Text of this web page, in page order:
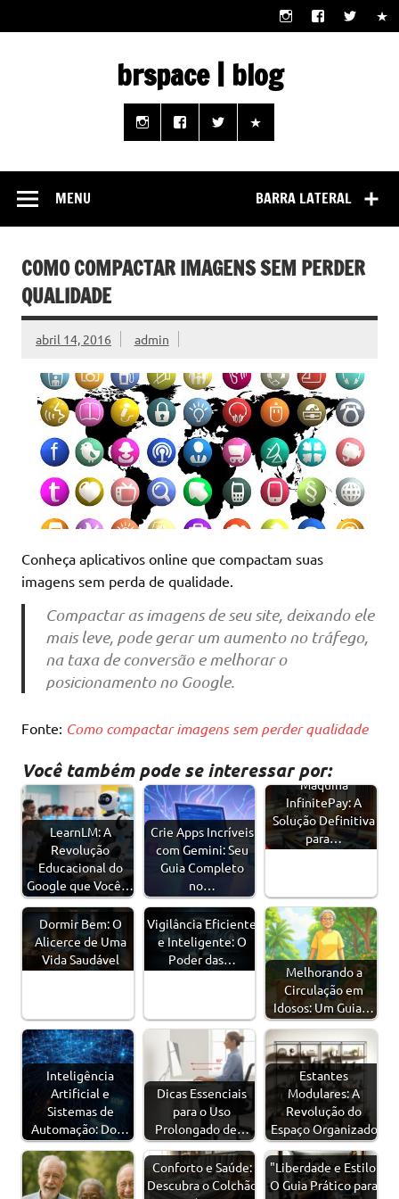
content
brspace | blog
Descubra como a tecnologia pode melhorar sua vida |
Junte-se a nós rumo a um futuro em que o útil e prático
estão ao seu alcance!
BARRA LATERAL
MENU
COMO COMPACTAR IMAGENS SEM PERDER
QUALIDADE
abril 14, 2016 admin
Conheça aplicativos online que compactam suas
imagens sem perda de qualidade.
Compactar as imagens de seu site, deixando ele
mais leve, pode gerar um aumento no tráfego,
na taxa de conversão e melhorar o
posicionamento no Google.
Fonte: Como compactar imagens sem perder qualidade
Você também pode se interessar por:
LearnLM: A
Revolução
Educacional do
Google que Você…
Crie Apps Incríveis
com Gemini: Seu
Guia Completo
no…
Máquina
InfinitePay: A
Solução Definitiva
para…
Dormir Bem: O
Alicerce de Uma
Vida Saudável
Vigilância Eficiente
e Inteligente: O
Poder das…
Melhorando a
Circulação em
Idosos: Um Guia…
Inteligência
Artificial e
Sistemas de
Automação: Do…
Dicas Essenciais
para o Uso
Prolongado de…
Estantes
Modulares: A
Revolução do
Espaço Organizado
Conforto e Saúde:
Descubra o Colchão
"Liberdade e Estilo:
O Guia Prático para